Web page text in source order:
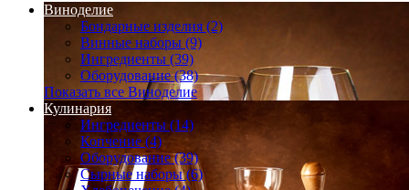
Виноделие
Бондарные изделия (2)
Винные наборы (9)
Ингредиенты (39)
Оборудование (38)
Показать все Виноделие
Кулинария
Ингредиенты (14)
Копчение (4)
Оборудование (39)
Сырные наборы (6)